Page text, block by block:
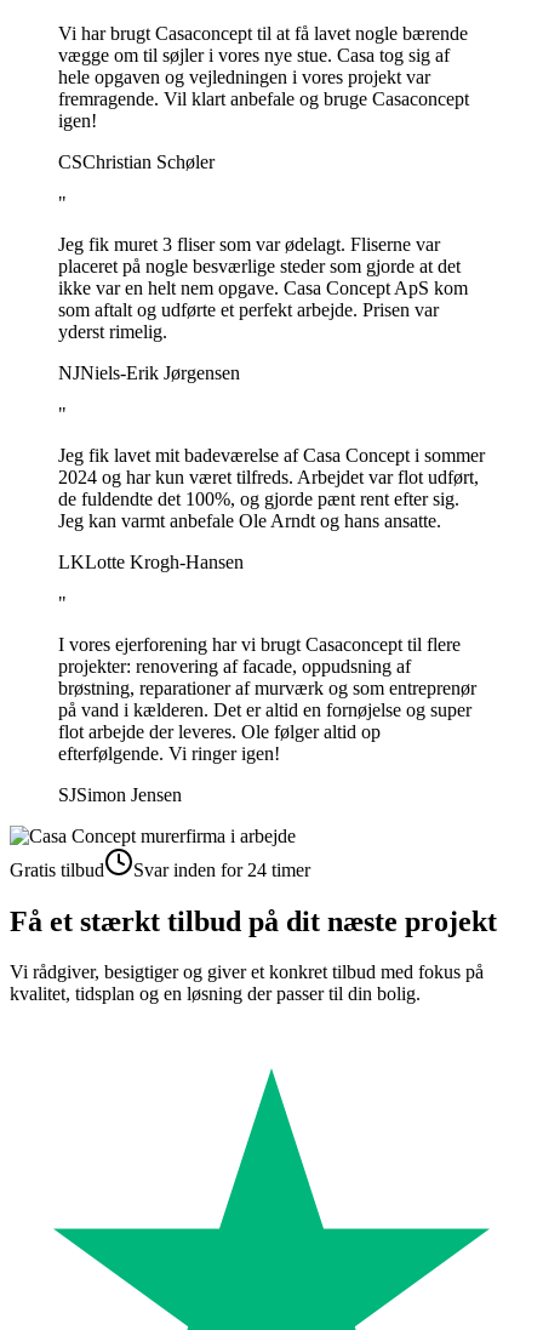
Vi har brugt Casaconcept til at få lavet nogle bærende
vægge om til søjler i vores nye stue. Casa tog sig af
hele opgaven og vejledningen i vores projekt var
fremragende. Vil klart anbefale og bruge Casaconcept
igen!
CSChristian Schøler
"
Jeg fik muret 3 fliser som var ødelagt. Fliserne var
placeret på nogle besværlige steder som gjorde at det
ikke var en helt nem opgave. Casa Concept ApS kom
som aftalt og udførte et perfekt arbejde. Prisen var
yderst rimelig.
NJNiels-Erik Jørgensen
"
Jeg fik lavet mit badeværelse af Casa Concept i sommer
2024 og har kun været tilfreds. Arbejdet var flot udført,
de fuldendte det 100%, og gjorde pænt rent efter sig.
Jeg kan varmt anbefale Ole Arndt og hans ansatte.
LKLotte Krogh-Hansen
"
I vores ejerforening har vi brugt Casaconcept til flere
projekter: renovering af facade, oppudsning af
brøstning, reparationer af murværk og som entreprenør
på vand i kælderen. Det er altid en fornøjelse og super
flot arbejde der leveres. Ole følger altid op
efterfølgende. Vi ringer igen!
SJSimon Jensen
Gratis tilbud Svar inden for 24 timer
Få et stærkt tilbud på dit næste projekt
Vi rådgiver, besigtiger og giver et konkret tilbud med fokus på
kvalitet, tidsplan og en løsning der passer til din bolig.